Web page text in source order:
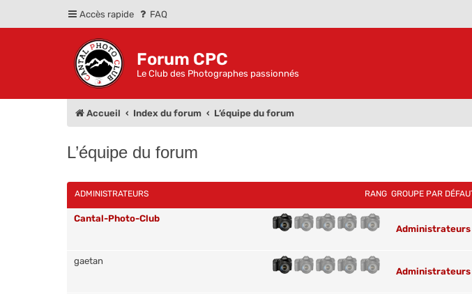
Accès rapide FAQ
Forum CPC
Le Club des Photographes passionnés
Accueil Index du forum L’équipe du forum
L’équipe du forum
RANG
ADMINISTRATEURS GROUPE PAR
Cantal-Photo-Club
Administrateurs
gaetan
Administrateurs